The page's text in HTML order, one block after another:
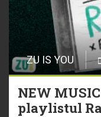
ZU IS YOU
NEW
playlistul